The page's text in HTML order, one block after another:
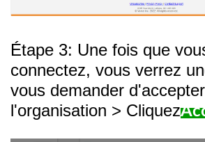
Étape 3: Une fois que
connectez, vous verrez
vous demander
l'organisation > Cliquez